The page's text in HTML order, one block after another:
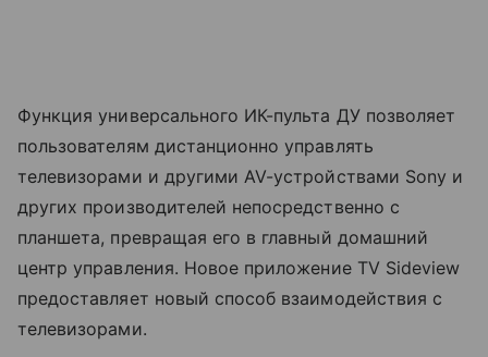
Функция универсального ИК-пульта ДУ позволяет
пользователям дистанционно управлять
телевизорами и другими AV-устройствами Sony и
других производителей непосредственно с
планшета, превращая его в главный домашний
центр управления. Новое приложение TV Sideview
предоставляет новый способ взаимодействия с
телевизорами.